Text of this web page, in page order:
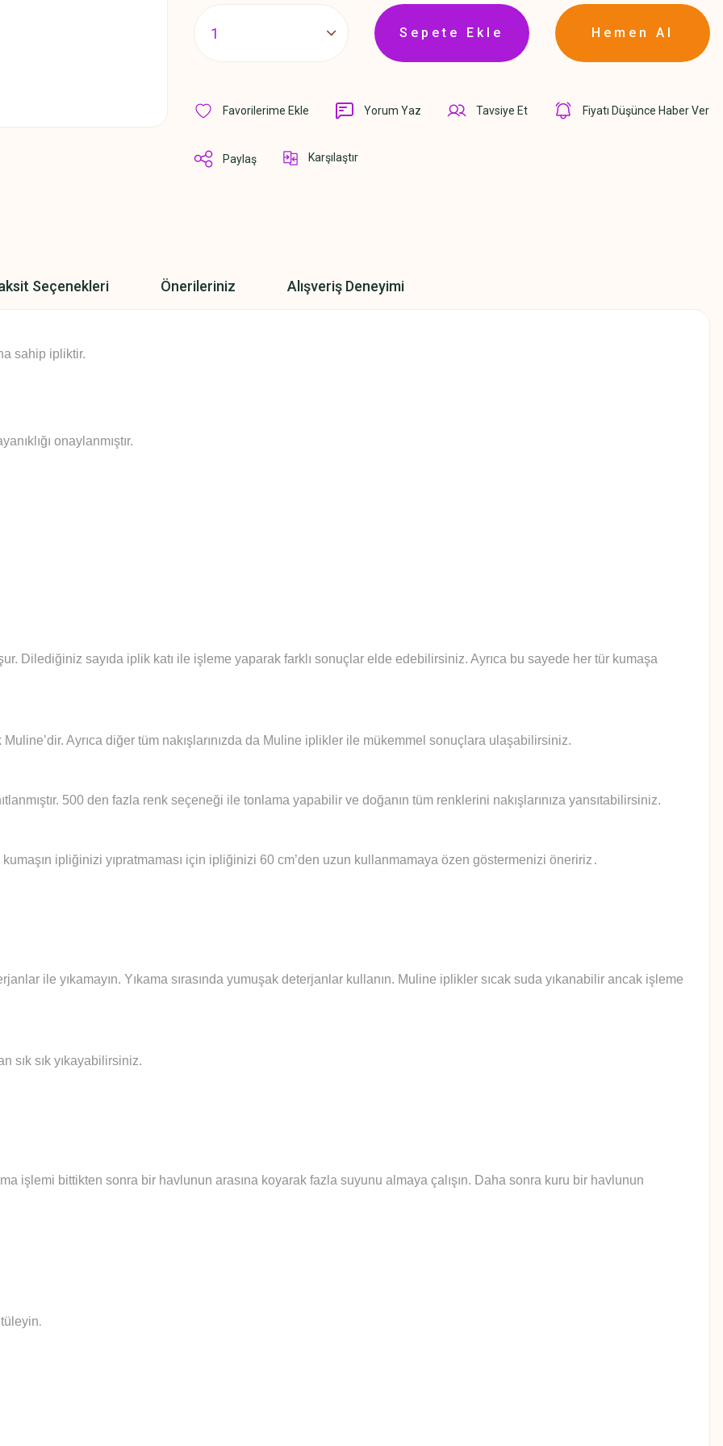
Sepete Ekle Hemen Al
Yorum Yaz Tavsiye Et Fiyatı Düşünce Haber Ver
Paylaş Karşılaştır
Seçenekleri Önerileriniz Alışveriş Deneyimi
sahip ipliktir.
onaylanmıştır.
Dilediğiniz sayıda iplik katı ile işleme yaparak farklı sonuçlar elde edebilirsiniz. Ayrıca bu sayede her tür kumaşa
Ayrıca diğer tüm nakışlarınızda da Muline iplikler ile mükemmel sonuçlara ulaşabilirsiniz.
500 den fazla renk seçeneği ile tonlama yapabilir ve doğanın tüm renklerini nakışlarınıza yansıtabilirsiniz.
ipliğinizi yıpratmaması için ipliğinizi 60 cm’den uzun kullanmamaya özen göstermenizi öneririz .
ile yıkamayın. Yıkama sırasında yumuşak deterjanlar kullanın. Muline iplikler sıcak suda yıkanabilir ancak işleme
sık sık yıkayabilirsiniz.
işlemi bittikten sonra bir havlunun arasına koyarak fazla suyunu almaya çalışın. Daha sonra kuru bir havlunun
.